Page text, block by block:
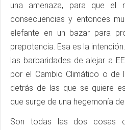
una amenaza, para que el
consecuencias y entonces
elefante en un bazar para
prepotencia. Esa es la
las barbaridades de alejar a
por el Cambio Climático o de
detrás de las que se quiere
que surge de una hegemonía
Son todas las dos cosas